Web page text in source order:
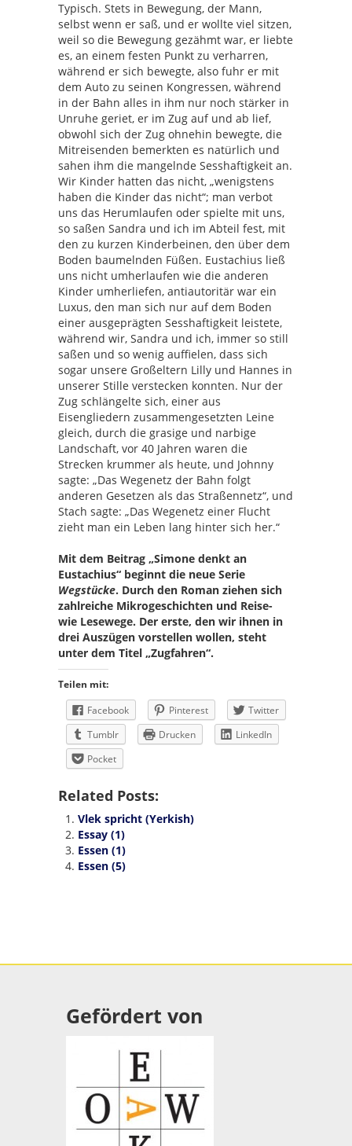
Typisch. Stets in Bewegung, der Mann,
selbst wenn er saß, und er wollte viel sitzen,
weil so die Bewegung gezähmt war, er liebte
es, an einem festen Punkt zu verharren,
während er sich bewegte, also fuhr er mit
dem Auto zu seinen Kongressen, während
in der Bahn alles in ihm nur noch stärker in
Unruhe geriet, er im Zug auf und ab lief,
obwohl sich der Zug ohnehin bewegte, die
Mitreisenden bemerkten es natürlich und
sahen ihm die mangelnde Sesshaftigkeit an.
Wir Kinder hatten das nicht, „wenigstens
haben die Kinder das nicht“; man verbot
uns das Herumlaufen oder spielte mit uns,
so saßen Sandra und ich im Abteil fest, mit
den zu kurzen Kinderbeinen, den über dem
Boden baumelnden Füßen. Eustachius ließ
uns nicht umherlaufen wie die anderen
Kinder umherliefen, antiautoritär war ein
Luxus, den man sich nur auf dem Boden
einer ausgeprägten Sesshaftigkeit leistete,
während wir, Sandra und ich, immer so still
saßen und so wenig auffielen, dass sich
sogar unsere Großeltern Lilly und Hannes in
unserer Stille verstecken konnten. Nur der
Zug schlängelte sich, einer aus
Eisengliedern zusammengesetzten Leine
gleich, durch die grasige und narbige
Landschaft, vor 40 Jahren waren die
Strecken krummer als heute, und Johnny
sagte: „Das Wegenetz der Bahn folgt
anderen Gesetzen als das Straßennetz“, und
Stach sagte: „Das Wegenetz einer Flucht
zieht man ein Leben lang hinter sich her.“
Mit dem Beitrag „Simone denkt an
Eustachius“ beginnt die neue Serie
Wegstücke. Durch den Roman ziehen sich
zahlreiche Mikrogeschichten und Reise-
wie Lesewege. Der erste, den wir ihnen in
drei Auszügen vorstellen wollen, steht
unter dem Titel „Zugfahren“.
Teilen mit:
Facebook
Pinterest
Twitter
Tumblr
Drucken
LinkedIn
Pocket
Related Posts:
Vlek spricht (Yerkish)
Essay (1)
Essen (1)
Essen (5)
Gefördert von